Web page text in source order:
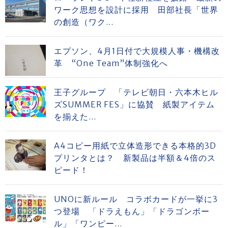
ワーク思想を設計に採用 田部社長「世界
の創造（ワク...
エプソン、4月1日付で大規模人事・機構改
革 “One Team”体制強化へ
王子グループ 「テレビ朝日・六本木ヒル
ズSUMMER FES」に協賛 紙製アイテム
を揃えた...
A4コピー用紙で立体造形できる本格的3D
プリンタとは？ 新製品は半額＆4倍のス
ピード！
UNOに新ルール コラボカードが一挙に3
つ登場 「ドラえもん」「ドラゴンボー
ル」「ワンピー...